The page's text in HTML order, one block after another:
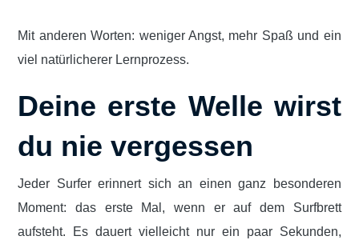
Mit anderen Worten: weniger Angst, mehr Spaß und ein
viel natürlicherer Lernprozess.
Deine erste Welle wirst
du nie vergessen
Jeder Surfer erinnert sich an einen ganz besonderen
Moment: das erste Mal, wenn er auf dem Surfbrett
aufsteht. Es dauert vielleicht nur ein paar Sekunden,